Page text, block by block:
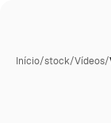
Início/stock/Vídeos/